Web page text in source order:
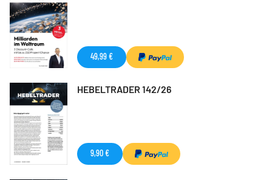
49,99 €
HEBELTRADER 142/26
9,90 €